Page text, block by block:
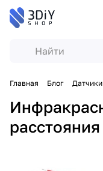
Главная Блог Датчики
расстояния